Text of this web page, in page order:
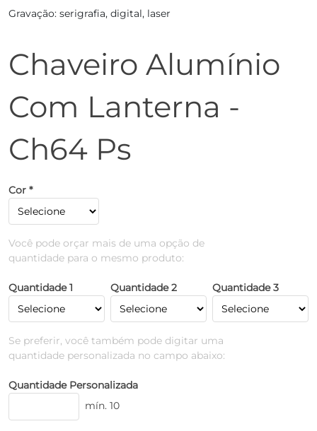
Gravação: serigrafia, digital, laser
Chaveiro Alumínio
Com Lanterna -
Ch64 Ps
Cor *
Você pode orçar mais de uma opção de
quantidade para o mesmo produto:
Quantidade 1 Quantidade 2 Quantidade 3
Se preferir, você também pode digitar uma
quantidade personalizada no campo abaixo:
Quantidade Personalizada
mín. 10